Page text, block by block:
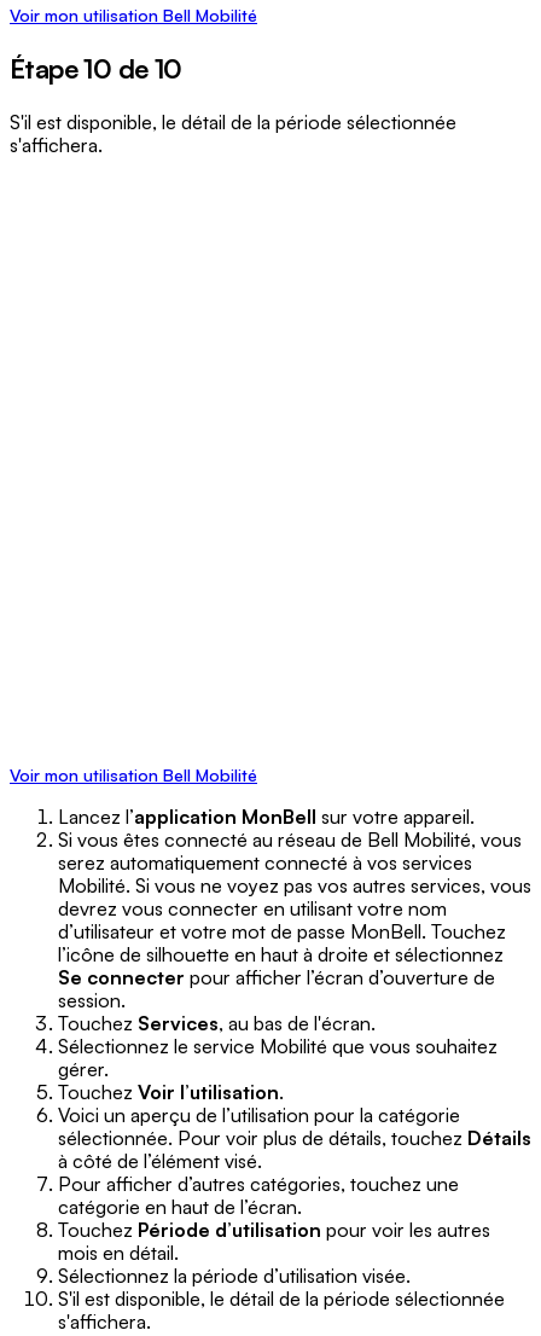
Voir mon utilisation Bell Mobilité
Étape 10 de 10
S'il est disponible, le détail de la période sélectionnée
s'affichera.
Voir mon utilisation Bell Mobilité
Lancez l’application MonBell sur votre appareil.
Si vous êtes connecté au réseau de Bell Mobilité, vous
serez automatiquement connecté à vos services
Mobilité. Si vous ne voyez pas vos autres services, vous
devrez vous connecter en utilisant votre nom
d’utilisateur et votre mot de passe MonBell. Touchez
l’icône de silhouette en haut à droite et sélectionnez
Se connecter pour afficher l’écran d’ouverture de
session.
Touchez Services, au bas de l'écran.
Sélectionnez le service Mobilité que vous souhaitez
gérer.
Touchez Voir l’utilisation.
Voici un aperçu de l’utilisation pour la catégorie
sélectionnée. Pour voir plus de détails, touchez Détails
à côté de l’élément visé.
Pour afficher d’autres catégories, touchez une
catégorie en haut de l’écran.
Touchez Période d’utilisation pour voir les autres
mois en détail.
Sélectionnez la période d’utilisation visée.
S'il est disponible, le détail de la période sélectionnée
s'affichera.